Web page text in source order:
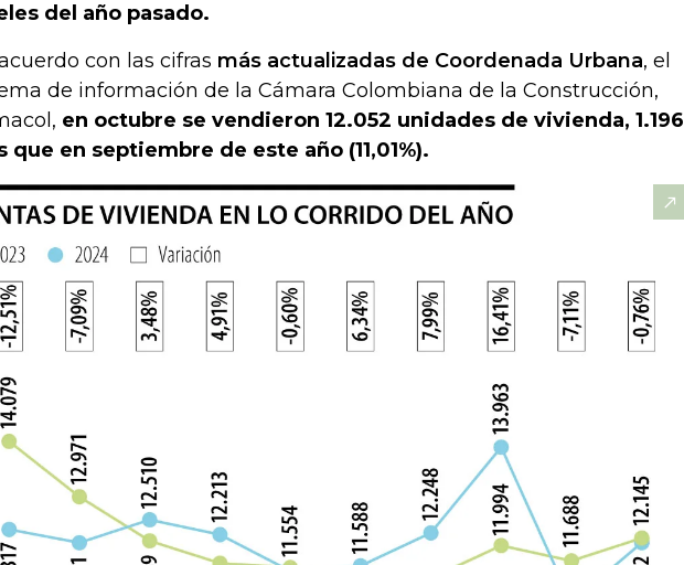
del año pasado.
con las cifras más actualizadas de Coordenada Urbana, el
de información de la Cámara Colombiana de la Construcción,
en octubre se vendieron 12.052 unidades de vivienda, 1.196
que en septiembre de este año (11,01%).